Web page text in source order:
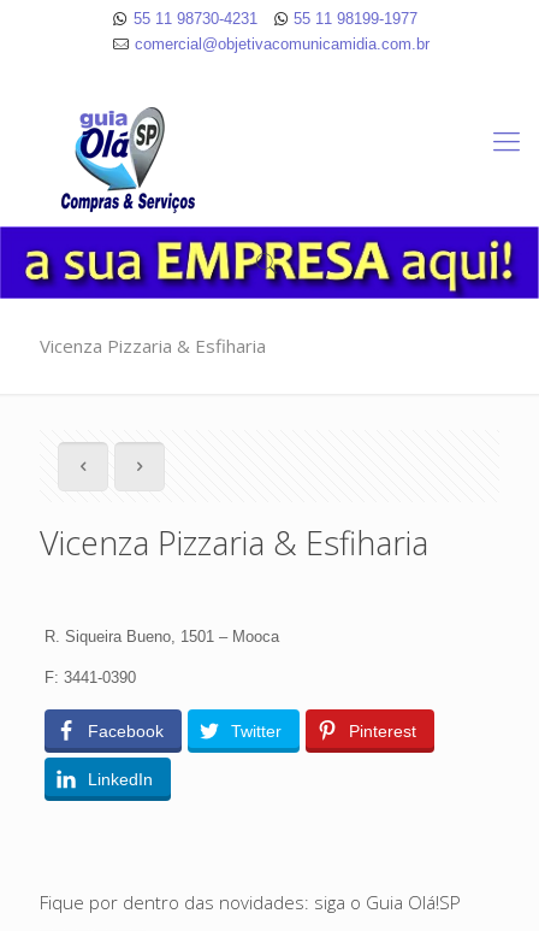
55 11 98730-4231
55 11 98199-1977
comercial@objetivacomunicamidia.com.br
Vicenza Pizzaria & Esfiharia
Vicenza Pizzaria & Esfiharia
R. Siqueira Bueno, 1501 – Mooca
F: 3441-0390
Facebook Twitter Pinterest
LinkedIn
Fique por dentro das novidades: siga o Guia Olá!SP